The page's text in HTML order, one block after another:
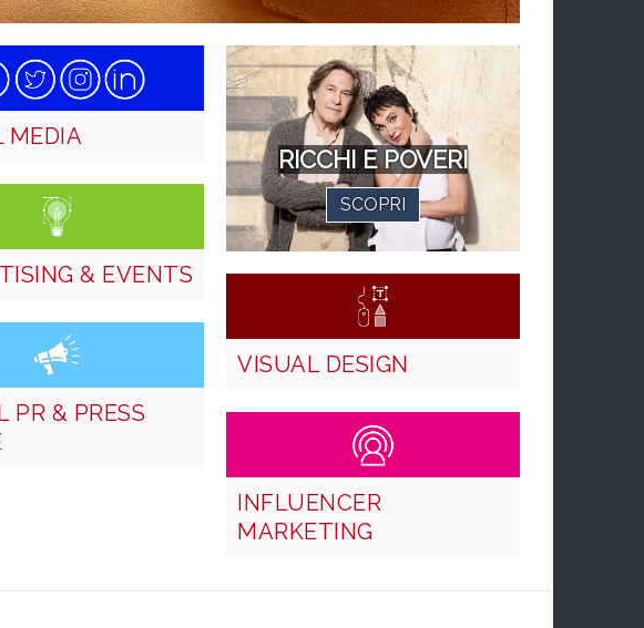
MEDIA
RICCHI E POVERI
SCOPRI
& EVENTS
VISUAL DESIGN
PR & PRESS
INFLUENCER
MARKETING